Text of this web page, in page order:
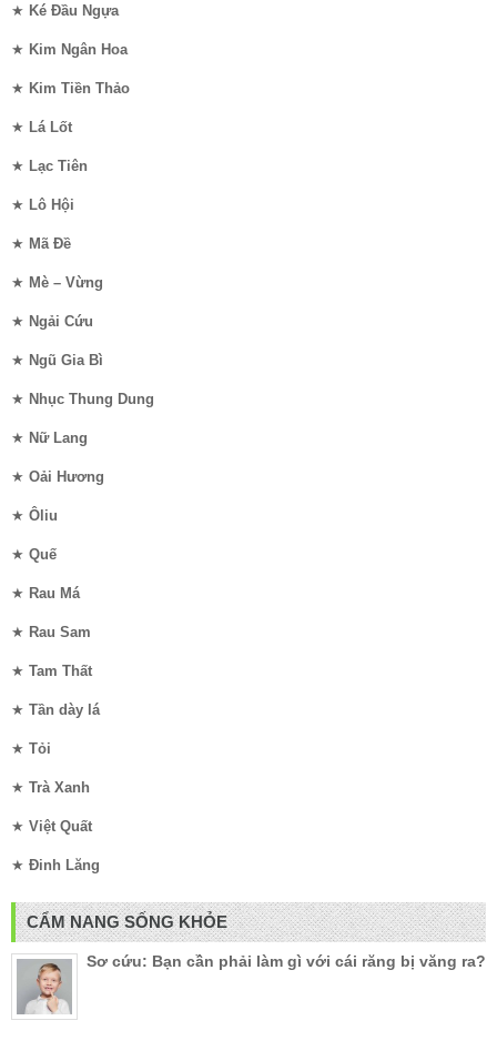
★ Ké Đầu Ngựa
★ Kim Ngân Hoa
★ Kim Tiền Thảo
★ Lá Lốt
★ Lạc Tiên
★ Lô Hội
★ Mã Đề
★ Mè – Vừng
★ Ngải Cứu
★ Ngũ Gia Bì
★ Nhục Thung Dung
★ Nữ Lang
★ Oải Hương
★ Ôliu
★ Quế
★ Rau Má
★ Rau Sam
★ Tam Thất
★ Tần dày lá
★ Tỏi
★ Trà Xanh
★ Việt Quất
★ Đinh Lăng
CẨM NANG SỐNG KHỎE
Sơ cứu: Bạn cần phải làm gì với cái răng bị văng ra?